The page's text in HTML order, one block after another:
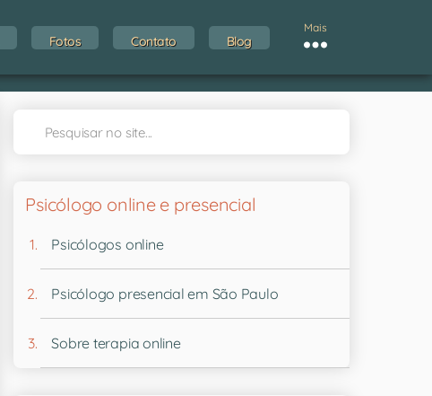
Fotos Contato Blog
Mais
Psicólogo online e presencial
Psicólogos online
Psicólogo presencial em São Paulo
Sobre terapia online